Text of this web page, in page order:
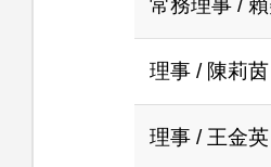
常務理事 /
理事 / 陳莉茵
理事 / 王金英